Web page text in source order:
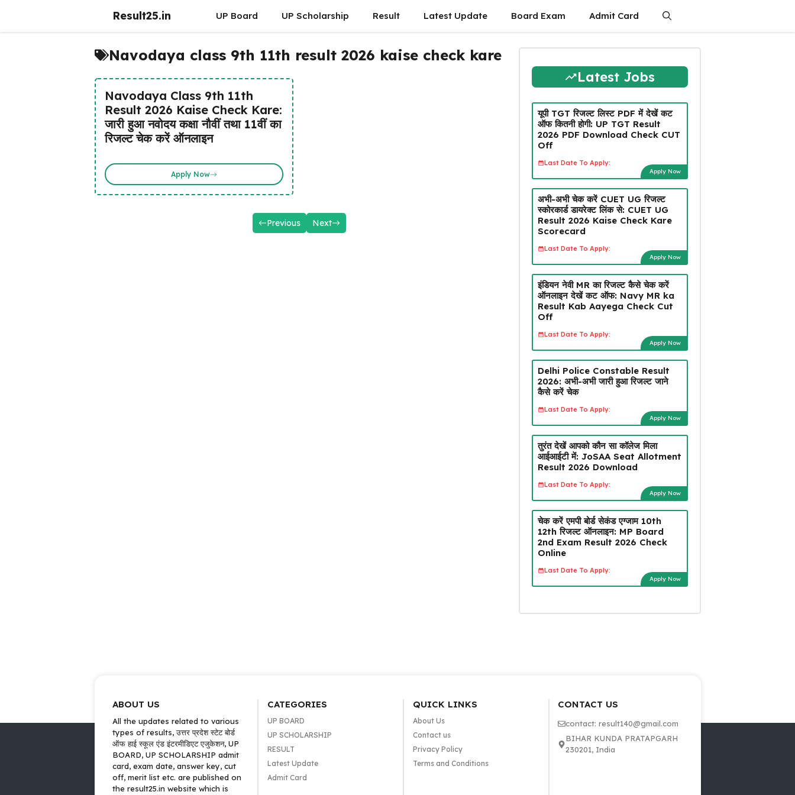
Result25.in UP Board UP Scholarship Result Latest Update Board Exam Admit Card
Navodaya class 9th 11th result 2026 kaise check kare
Navodaya Class 9th 11th
Result 2026 Kaise Check Kare:
जारी हुआ नवोदय कक्षा नौवीं तथा 11वीं का
रिजल्ट चेक करें ऑनलाइन
Apply Now
Previous Next
Latest Jobs
यूपी TGT रिजल्ट लिस्ट PDF में देखें कट
ऑफ कितनी होगी: UP TGT Result
2026 PDF Download Check CUT
Off
Last Date To Apply:
Apply Now
अभी-अभी चेक करें CUET UG रिजल्ट
स्कोरकार्ड डायरेक्ट लिंक से: CUET UG
Result 2026 Kaise Check Kare
Scorecard
Last Date To Apply:
Apply Now
इंडियन नेवी MR का रिजल्ट कैसे चेक करें
ऑनलाइन देखें कट ऑफ: Navy MR ka
Result Kab Aayega Check Cut
Off
Last Date To Apply:
Apply Now
Delhi Police Constable Result
2026: अभी-अभी जारी हुआ रिजल्ट जाने
कैसे करें चेक
Last Date To Apply:
Apply Now
तुरंत देखें आपको कौन सा कॉलेज मिला
आईआईटी में: JoSAA Seat Allotment
Result 2026 Download
Last Date To Apply:
Apply Now
चेक करें एमपी बोर्ड सेकंड एग्जाम 10th
12th रिजल्ट ऑनलाइन: MP Board
2nd Exam Result 2026 Check
Online
Last Date To Apply:
Apply Now
ABOUT US
All the updates related to various
types of results, उत्तर प्रदेश स्टेट बोर्ड
ऑफ हाई स्कूल एंड इंटरमीडिएट एजुकेशन, UP
BOARD, UP SCHOLARSHIP admit
card, exam date, answer key, cut
off, merit list etc. are published on
the result25.in website which is
CATEGORIES
UP BOARD
UP SCHOLARSHIP
RESULT
Latest Update
Admit Card
QUICK LINKS
About Us
Contact us
Privacy Policy
Terms and Conditions
CONTACT US
contact: result140@gmail.com
BIHAR KUNDA PRATAPGARH
230201, India